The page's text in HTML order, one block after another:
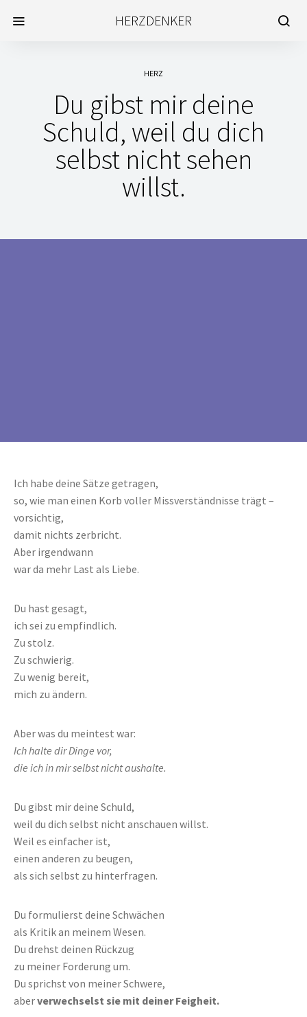
HERZDENKER
HERZ
Du gibst mir deine
Schuld, weil du dich
selbst nicht sehen
willst.
Ich habe deine Sätze getragen,
so, wie man einen Korb voller Missverständnisse trägt –
vorsichtig,
damit nichts zerbricht.
Aber irgendwann
war da mehr Last als Liebe.
Du hast gesagt,
ich sei zu empfindlich.
Zu stolz.
Zu schwierig.
Zu wenig bereit,
mich zu ändern.
Aber was du meintest war:
Ich halte dir Dinge vor,
die ich in mir selbst nicht aushalte.
Du gibst mir deine Schuld,
weil du dich selbst nicht anschauen willst.
Weil es einfacher ist,
einen anderen zu beugen,
als sich selbst zu hinterfragen.
Du formulierst deine Schwächen
als Kritik an meinem Wesen.
Du drehst deinen Rückzug
zu meiner Forderung um.
Du sprichst von meiner Schwere,
aberverwechselst sie mit deiner Feigheit.